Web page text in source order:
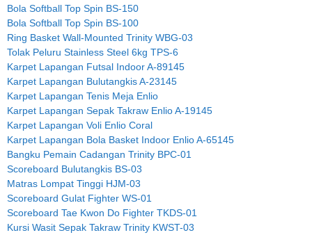
Bola Softball Top Spin BS-150
Bola Softball Top Spin BS-100
Ring Basket Wall-Mounted Trinity WBG-03
Tolak Peluru Stainless Steel 6kg TPS-6
Karpet Lapangan Futsal Indoor A-89145
Karpet Lapangan Bulutangkis A-23145
Karpet Lapangan Tenis Meja Enlio
Karpet Lapangan Sepak Takraw Enlio A-19145
Karpet Lapangan Voli Enlio Coral
Karpet Lapangan Bola Basket Indoor Enlio A-65145
Bangku Pemain Cadangan Trinity BPC-01
Scoreboard Bulutangkis BS-03
Matras Lompat Tinggi HJM-03
Scoreboard Gulat Fighter WS-01
Scoreboard Tae Kwon Do Fighter TKDS-01
Kursi Wasit Sepak Takraw Trinity KWST-03